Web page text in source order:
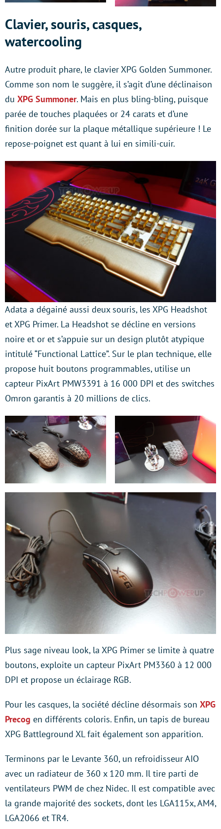
Clavier, souris, casques,
watercooling
Autre produit phare, le clavier XPG Golden Summoner.
Comme son nom le suggère, il s’agit d’une déclinaison
du XPG Summoner. Mais en plus bling-bling, puisque
parée de touches plaquées or 24 carats et d’une
finition dorée sur la plaque métallique supérieure ! Le
repose-poignet est quant à lui en simili-cuir.
Adata a dégainé aussi deux souris, les XPG Headshot
et XPG Primer. La Headshot se décline en versions
noire et or et s’appuie sur un design plutôt atypique
intitulé “Functional Lattice”. Sur le plan technique, elle
propose huit boutons programmables, utilise un
capteur PixArt PMW3391 à 16 000 DPI et des switches
Omron garantis à 20 millions de clics.
Plus sage niveau look, la XPG Primer se limite à quatre
boutons, exploite un capteur PixArt PM3360 à 12 000
DPI et propose un éclairage RGB.
Pour les casques, la société décline désormais son XPG
Precog en différents coloris. Enfin, un tapis de bureau
XPG Battleground XL fait également son apparition.
Terminons par le Levante 360, un refroidisseur AIO
avec un radiateur de 360 x 120 mm. Il tire parti de
ventilateurs PWM de chez Nidec. Il est compatible avec
la grande majorité des sockets, dont les LGA115x, AM4,
LGA2066 et TR4.